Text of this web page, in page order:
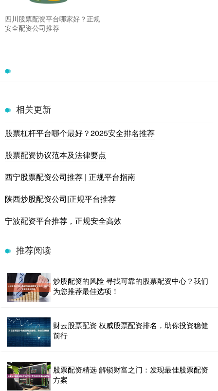
四川股票配资平台哪家好？正规
安全配资公司推荐
相关更新
股票杠杆平台哪个最好？2025安全排名推荐
股票配资协议范本及法律要点
西宁股票配资公司推荐 | 正规平台指南
陕西炒股配资公司|正规平台推荐
宁波配资平台推荐，正规安全高效
推荐阅读
炒股配资的风险 寻找可靠的股票配资中心？我们
为您推荐最佳选项！
财云股票配资 权威股票配资排名，助你投资稳健
前行
股票配资精选 解锁财富之门：发现最佳股票配资
方案